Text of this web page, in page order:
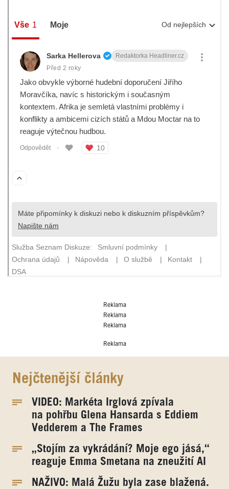
Reklama
Reklama
Reklama
Reklama
Nejčtenější články
VIDEO: Markéta Irglová zpívala
na pohřbu Glena Hansarda s Eddiem
Vedderem a The Frames
„Stojím za vykrádání? Moje ego jásá,“
reaguje Emma Smetana na zneužití AI
NAŽIVO: Malá Žužu byla zase blažená.